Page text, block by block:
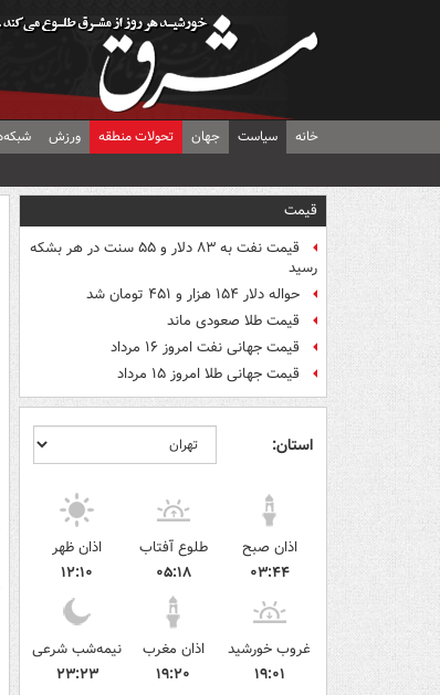
خانه سیاست جهان تحولات منطقه ورزش
قیمت
قیمت نفت به ۸۳ دلار و ۵۵ سنت در هر بشکه
رسید
حواله دلار ۱۵۴ هزار و ۴۵۱ تومان شد
قیمت طلا صعودی ماند
قیمت جهانی نفت امروز ۱۶ مرداد
قیمت جهانی طلا امروز ۱۵ مرداد
استان:
اذان صبح
۰۳:۴۴
طلوع آفتاب
۰۵:۱۸
اذان ظهر
۱۲:۱۰
غروب خورشید
۱۹:۰۱
اذان مغرب
۱۹:۲۰
نیمه‌شب شرعی
۲۳:۲۳